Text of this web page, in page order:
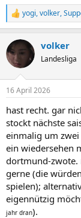
R
e
k
t
i
e
:
yogi,volker,
volker
Landesliga
16 April 2026
hast recht. gar
stockt nächste
einmalig um
ein wiedersehen
dortmund-zwote.
gerne (die
spielen);
eigennützig
jahr dran).